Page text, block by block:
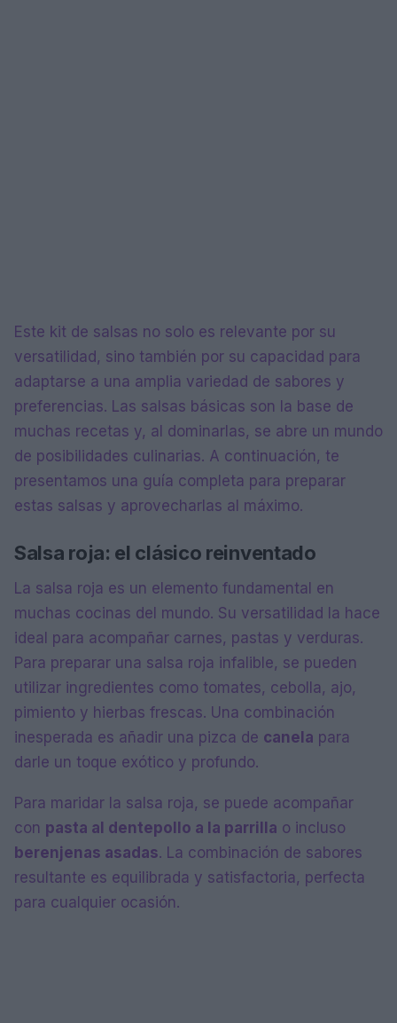
Este kit de salsas no solo es relevante por su
versatilidad, sino también por su capacidad para
adaptarse a una amplia variedad de sabores y
preferencias. Las salsas básicas son la base de
muchas recetas y, al dominarlas, se abre un mundo
de posibilidades culinarias. A continuación, te
presentamos una guía completa para preparar
estas salsas y aprovecharlas al máximo.
Salsa roja: el clásico reinventado
La salsa roja es un elemento fundamental en
muchas cocinas del mundo. Su versatilidad la hace
ideal para acompañar carnes, pastas y verduras.
Para preparar una salsa roja infalible, se pueden
utilizar ingredientes como tomates, cebolla, ajo,
pimiento y hierbas frescas. Una combinación
inesperada es añadir una pizca de canela para
darle un toque exótico y profundo.
Para maridar la salsa roja, se puede acompañar
con pasta al dentepollo a la parrilla o incluso
berenjenas asadas. La combinación de sabores
resultante es equilibrada y satisfactoria, perfecta
para cualquier ocasión.